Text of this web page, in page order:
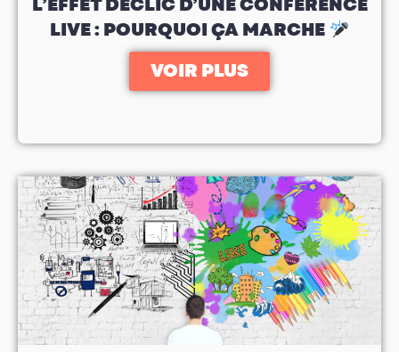
L’EFFET DÉCLIC D’UNE CONFÉRENCE
LIVE : POURQUOI ÇA MARCHE
VOIR PLUS